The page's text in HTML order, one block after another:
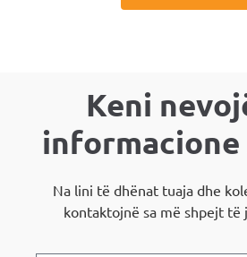
Keni
informacione
Na lini të dhënat tuaja dhe
kontaktojnë sa më shpejt të